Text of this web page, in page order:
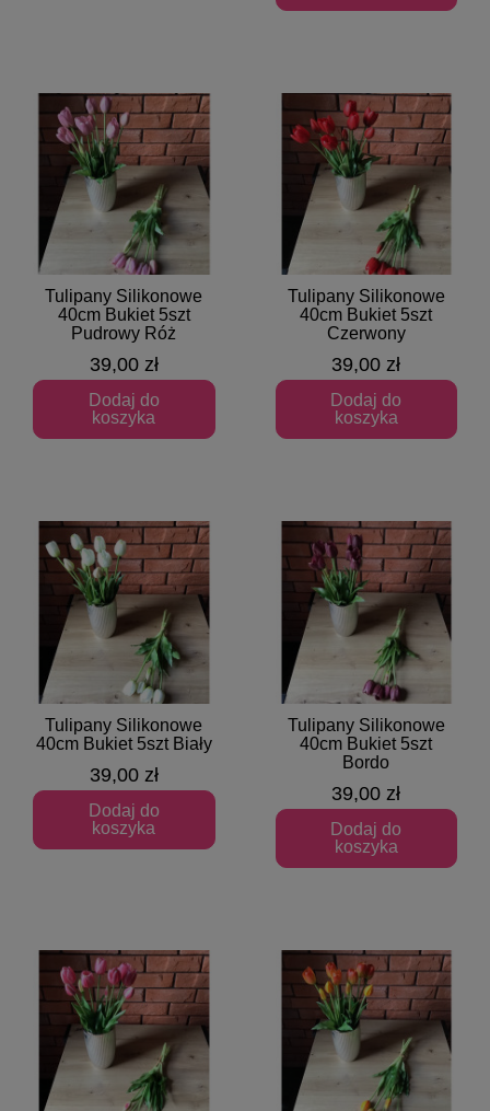
Szybki podgląd
Tulipany Silikonowe
40cm Bukiet 5szt
Pudrowy Róż
39,00 zł
Dodaj do
koszyka
Szybki podgląd
Tulipany Silikonowe
40cm Bukiet 5szt
Czerwony
39,00 zł
Dodaj do
koszyka
Szybki podgląd
Tulipany Silikonowe
40cm Bukiet 5szt Biały
39,00 zł
Dodaj do
koszyka
Szybki podgląd
Tulipany Silikonowe
40cm Bukiet 5szt
Bordo
39,00 zł
Dodaj do
koszyka